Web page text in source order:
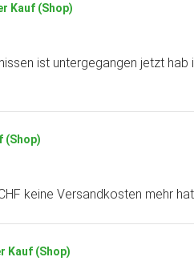
Kauf (Shop)
ist untergegangen jetzt
(Shop)
keine Versandkosten mehr
Kauf (Shop)